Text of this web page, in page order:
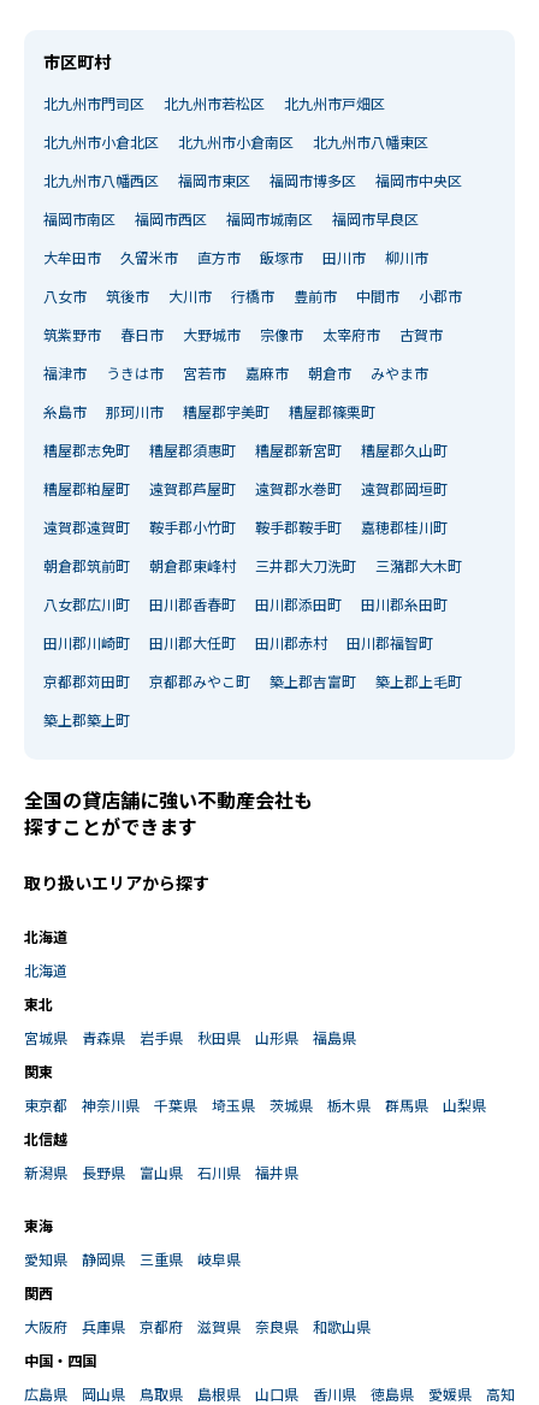
市区町村
北九州市門司区 北九州市若松区 北九州市戸畑区
北九州市小倉北区 北九州市小倉南区 北九州市八幡東区
北九州市八幡西区 福岡市東区 福岡市博多区 福岡市中央区
福岡市南区 福岡市西区 福岡市城南区 福岡市早良区
大牟田市 久留米市 直方市 飯塚市 田川市 柳川市
八女市 筑後市 大川市 行橋市 豊前市 中間市 小郡市
筑紫野市 春日市 大野城市 宗像市 太宰府市 古賀市
福津市 うきは市 宮若市 嘉麻市 朝倉市 みやま市
糸島市 那珂川市 糟屋郡宇美町 糟屋郡篠栗町
糟屋郡志免町 糟屋郡須惠町 糟屋郡新宮町 糟屋郡久山町
糟屋郡粕屋町 遠賀郡芦屋町 遠賀郡水巻町 遠賀郡岡垣町
遠賀郡遠賀町 鞍手郡小竹町 鞍手郡鞍手町 嘉穂郡桂川町
朝倉郡筑前町 朝倉郡東峰村 三井郡大刀洗町 三潴郡大木町
八女郡広川町 田川郡香春町 田川郡添田町 田川郡糸田町
田川郡川崎町 田川郡大任町 田川郡赤村 田川郡福智町
京都郡苅田町 京都郡みやこ町 築上郡吉富町 築上郡上毛町
築上郡築上町
全国の貸店舗に強い不動産会社も
探すことができます
取り扱いエリアから探す
北海道
北海道
東北
宮城県
青森県 岩手県 秋田県 山形県
福島県
関東
東京都
神奈川県 千葉県 埼玉県 茨城県 栃木県 群馬県
山梨県
北信越
新潟県
長野県 富山県 石川県 福井県
東海
愛知県
静岡県 三重県
岐阜県
関西
大阪府
兵庫県 京都府 滋賀県 奈良県
和歌山県
中国・四国
広島県
岡山県 鳥取県 島根県 山口県 香川県 徳島県 愛媛県
高知